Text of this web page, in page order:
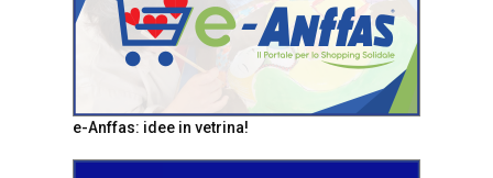
e-Anffas: idee in vetrina!